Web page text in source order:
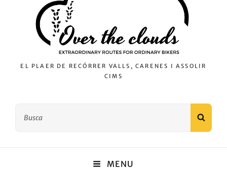
EL PLAER DE RECÓRRER VALLS, CARENES I ASSOLIR
CIMS
MENU